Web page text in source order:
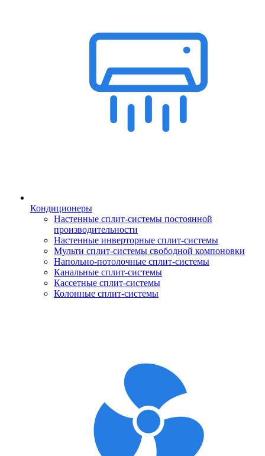
Кондиционеры
Настенные сплит-системы постоянной
производительности
Настенные инверторные сплит-системы
Мульти сплит-системы свободной компоновки
Напольно-потолочные сплит-системы
Канальные сплит-системы
Кассетные сплит-системы
Колонные сплит-системы